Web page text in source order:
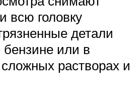
всю головку
детали
или в
растворах и